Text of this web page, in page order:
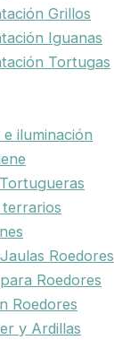
Grillos
Iguanas
Tortugas
iluminación
Roedores
Roedores
Roedores
y Ardillas